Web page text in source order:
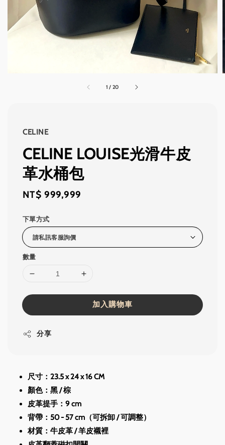
1 / 20
CELINE
CELINE LOUISE光滑牛皮
革水桶包
Regular
NT$ 999,999
下單方式
數量
加入購物車
分享
尺寸：23.5 x 24 x 16 CM
顏色：黑 / 棕
皮革提手：9 cm
背帶：50 - 57 cm（可拆卸 / 可調整）
材質：牛皮革 / 羊皮襯裡